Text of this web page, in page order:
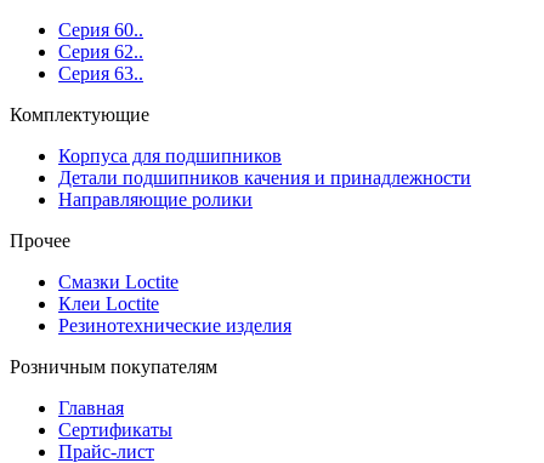
Серия 60..
Серия 62..
Серия 63..
Комплектующие
Корпуса для подшипников
Детали подшипников качения и принадлежности
Направляющие ролики
Прочее
Смазки Loctite
Клеи Loctite
Резинотехнические изделия
Розничным покупателям
Главная
Сертификаты
Прайс-лист